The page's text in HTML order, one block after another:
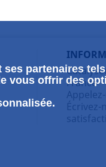
France
Écrivez-
partenaires
vous offrir des